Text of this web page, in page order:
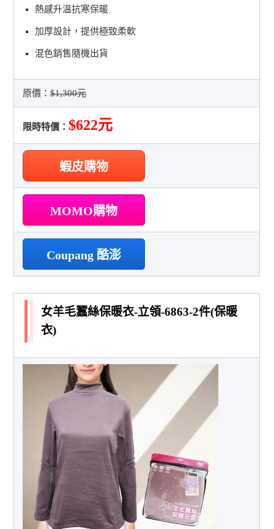
熱感升溫抗寒保暖
加厚設計，提供極致柔軟
混色銷售隨機出貨
原價：$1,300元
限時特價：$622元
蝦皮購物
MOMO購物
Coupang 酷澎
女羊毛蠶絲保暖衣-立領-6863-2件(保暖
衣)